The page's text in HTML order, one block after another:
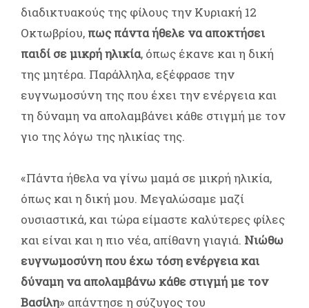
διαδικτυακούς της φίλους την Κυριακή 12
Οκτωβρίου, πως πάντα ήθελε να αποκτήσει
παιδί σε μικρή ηλικία, όπως έκανε και η δική
της μητέρα. Παράλληλα, εξέφρασε την
ευγνωμοσύνη της που έχει την ενέργεια και
τη δύναμη να απολαμβάνει κάθε στιγμή με τον
γιο της λόγω της ηλικίας της.
«Πάντα ήθελα να γίνω μαμά σε μικρή ηλικία,
όπως και η δική μου. Μεγαλώσαμε μαζί
ουσιαστικά, και τώρα είμαστε καλύτερες φίλες
και είναι και η πιο νέα, απίθανη γιαγιά. Νιώθω
ευγνωμοσύνη που έχω τόση ενέργεια και
δύναμη να απολαμβάνω κάθε στιγμή με τον
Βασίλη» απάντησε η σύζυγος του